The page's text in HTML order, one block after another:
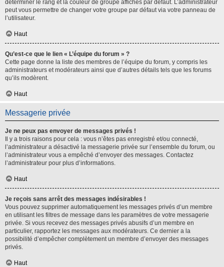
déterminer le rang et la couleur de groupe affichés par défaut. L’administrateur
peut vous permettre de changer votre groupe par défaut via votre panneau de
l’utilisateur.
Haut
Qu’est-ce que le lien « L’équipe du forum » ?
Cette page donne la liste des membres de l’équipe du forum, y compris les
administrateurs et modérateurs ainsi que d’autres détails tels que les forums
qu’ils modèrent.
Haut
Messagerie privée
Je ne peux pas envoyer de messages privés !
Il y a trois raisons pour cela : vous n’êtes pas enregistré et/ou connecté,
l’administrateur a désactivé la messagerie privée sur l’ensemble du forum, ou
l’administrateur vous a empêché d’envoyer des messages. Contactez
l’administrateur pour plus d’informations.
Haut
Je reçois sans arrêt des messages indésirables !
Vous pouvez supprimer automatiquement les messages privés d’un membre
en utilisant les filtres de message dans les paramètres de votre messagerie
privée. Si vous recevez des messages privés abusifs d’un membre en
particulier, rapportez les messages aux modérateurs. Ce dernier a la
possibilité d’empêcher complètement un membre d’envoyer des messages
privés.
Haut